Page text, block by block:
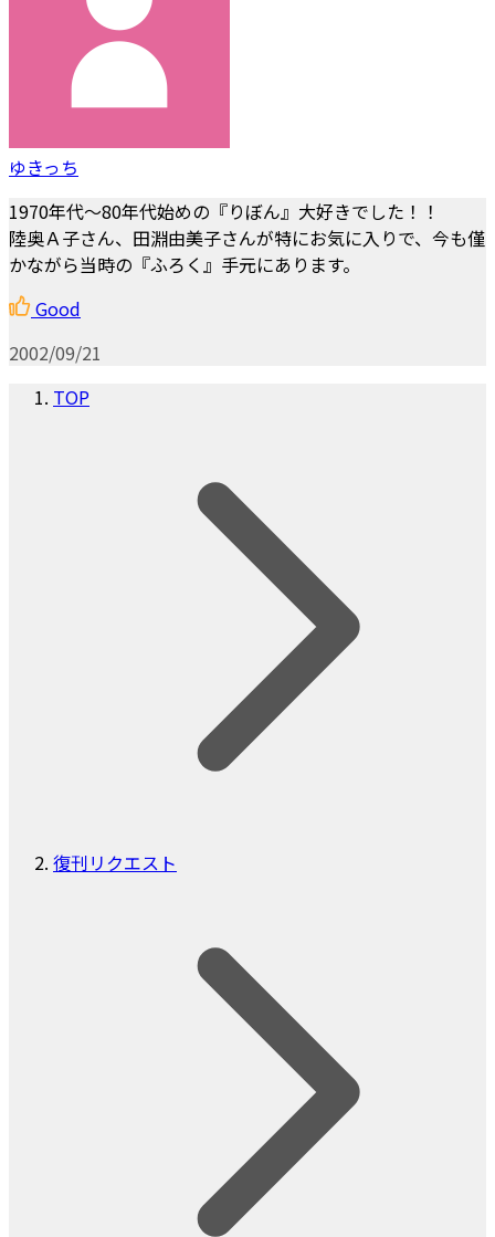
ゆきっち
1970年代～80年代始めの『りぼん』大好きでした！！
陸奥Ａ子さん、田淵由美子さんが特にお気に入りで、今も僅
かながら当時の『ふろく』手元にあります。
Good
2002/09/21
TOP
復刊リクエスト